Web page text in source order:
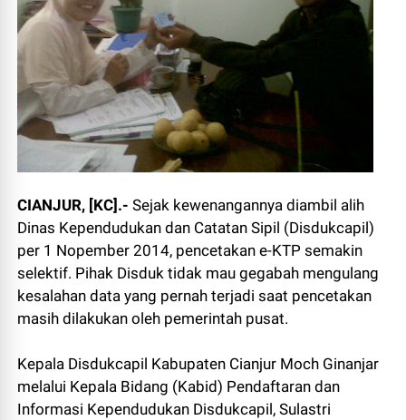
CIANJUR, [KC].-Sejak kewenangannya diambil alih
Dinas Kependudukan dan Catatan Sipil (Disdukcapil)
per 1 Nopember 2014, pencetakan e-KTP semakin
selektif. Pihak Disduk tidak mau gegabah mengulang
kesalahan data yang pernah terjadi saat pencetakan
masih dilakukan oleh pemerintah pusat.
Kepala Disdukcapil Kabupaten Cianjur Moch Ginanjar
melalui Kepala Bidang (Kabid) Pendaftaran dan
Informasi Kependudukan Disdukcapil, Sulastri